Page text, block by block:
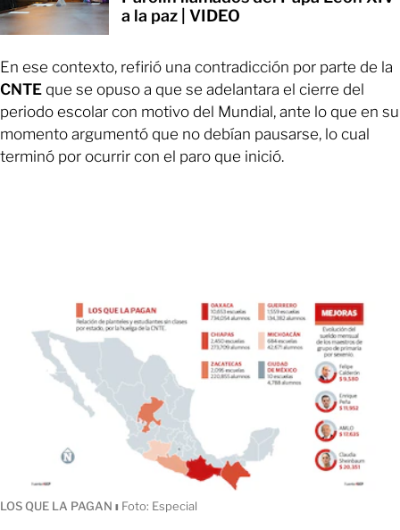
a la paz | VIDEO
En ese contexto, refirió una contradicción por parte de la
CNTE que se opuso a que se adelantara el cierre del
periodo escolar con motivo del Mundial, ante lo que en su
momento argumentó que no debían pausarse, lo cual
terminó por ocurrir con el paro que inició.
LOS QUE LA PAGAN ı Foto: Especial